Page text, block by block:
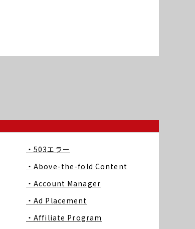
・503エラー
・Above-the-fold Content
・Account Manager
・Ad Placement
・Affiliate Program